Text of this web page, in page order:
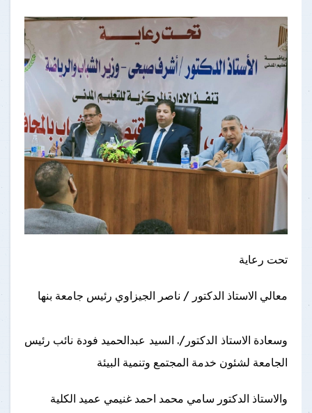
تحت رعاية
معالي الاستاذ الدكتور / ناصر الجيزاوي رئيس جامعة بنها
وسعادة الاستاذ الدكتور/. السيد عبدالحميد فودة نائب رئيس
الجامعة لشئون خدمة المجتمع وتنمية البيئة
والاستاذ الدكتور سامي محمد احمد غنيمي عميد الكلية